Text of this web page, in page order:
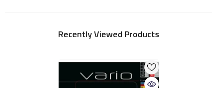
Recently Viewed Products